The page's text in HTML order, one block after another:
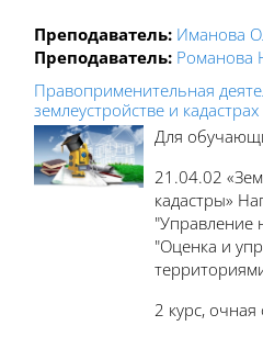
Преподаватель: Иманова
Преподаватель: Романова
Правоприменительная
землеустройстве и кадастрах
Для
21.04.02
кадастры»
"Управление
"Оценка и
2 курс,